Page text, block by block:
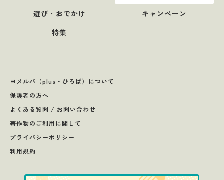
遊び・おでかけ
キャンペーン
特集
ヨメルバ（plus・ひろば）について
保護者の方へ
よくある質問 / お問い合わせ
著作物のご利用に関して
プライバシーポリシー
利用規約